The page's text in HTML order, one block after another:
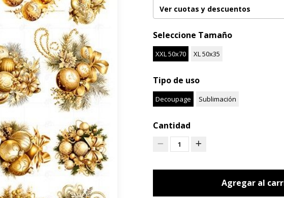
Ver cuotas y descuentos
Seleccione Tamaño
XXL 50x70 XL 50x35
Tipo de uso
Decoupage Sublimación
Cantidad
1
Agregar al